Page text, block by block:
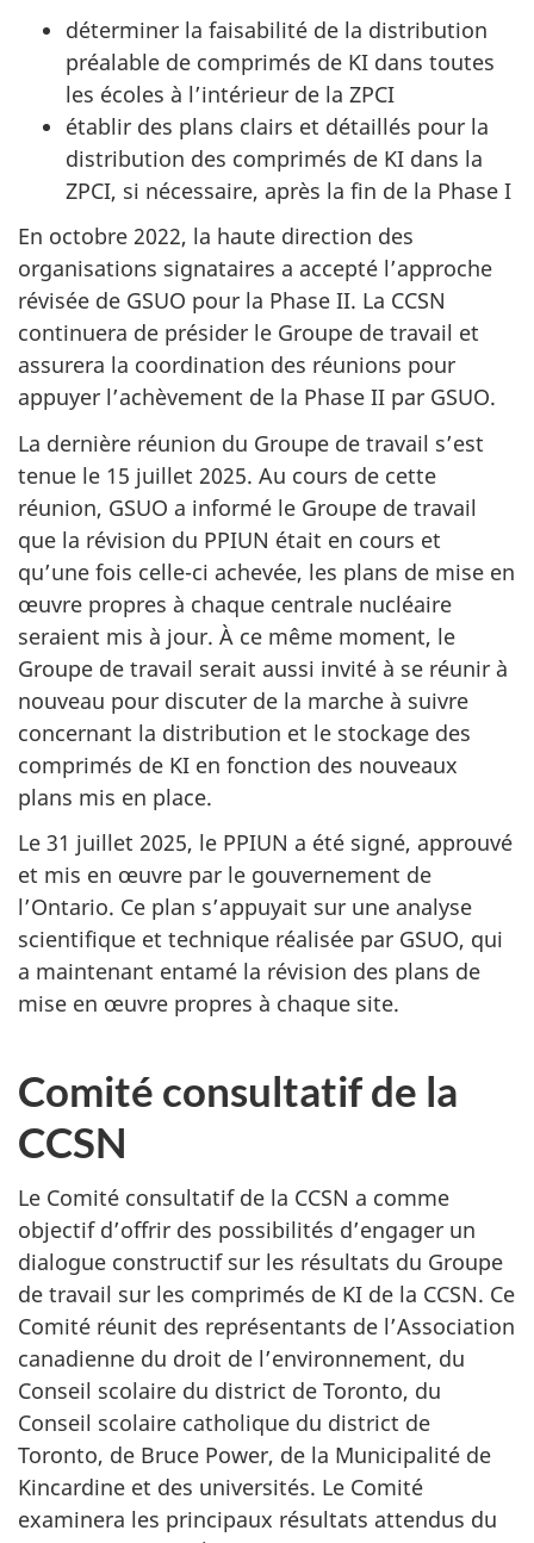
déterminer la faisabilité de la distribution
préalable de comprimés de KI dans toutes
les écoles à l’intérieur de la ZPCI
établir des plans clairs et détaillés pour la
distribution des comprimés de KI dans la
ZPCI, si nécessaire, après la fin de la Phase I
En octobre 2022, la haute direction des
organisations signataires a accepté l’approche
révisée de GSUO pour la Phase II. La CCSN
continuera de présider le Groupe de travail et
assurera la coordination des réunions pour
appuyer l’achèvement de la Phase II par GSUO.
La dernière réunion du Groupe de travail s’est
tenue le 15 juillet 2025. Au cours de cette
réunion, GSUO a informé le Groupe de travail
que la révision du PPIUN était en cours et
qu’une fois celle-ci achevée, les plans de mise en
œuvre propres à chaque centrale nucléaire
seraient mis à jour. À ce même moment, le
Groupe de travail serait aussi invité à se réunir à
nouveau pour discuter de la marche à suivre
concernant la distribution et le stockage des
comprimés de KI en fonction des nouveaux
plans mis en place.
Le 31 juillet 2025, le PPIUN a été signé, approuvé
et mis en œuvre par le gouvernement de
l’Ontario. Ce plan s’appuyait sur une analyse
scientifique et technique réalisée par GSUO, qui
a maintenant entamé la révision des plans de
mise en œuvre propres à chaque site.
Comité consultatif de la
CCSN
Le Comité consultatif de la CCSN a comme
objectif d’offrir des possibilités d’engager un
dialogue constructif sur les résultats du Groupe
de travail sur les comprimés de KI de la CCSN. Ce
Comité réunit des représentants de l’Association
canadienne du droit de l’environnement, du
Conseil scolaire du district de Toronto, du
Conseil scolaire catholique du district de
Toronto, de Bruce Power, de la Municipalité de
Kincardine et des universités. Le Comité
examinera les principaux résultats attendus du